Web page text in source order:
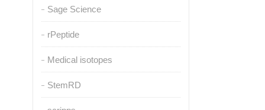
Sage Science
rPeptide
Medical isotopes
StemRD